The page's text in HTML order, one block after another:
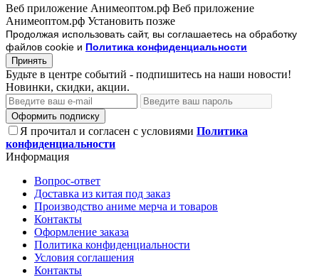
Веб приложение Анимеоптом.рф Веб приложение
Анимеоптом.рф Установить позже
Продолжая использовать сайт, вы соглашаетесь на обработку
файлов cookie и Политика конфиденциальности
Принять
Будьте в центре событий - подпишитесь на наши новости!
Новинки, скидки, акции.
Оформить подписку
Я прочитал и согласен с условиями Политика
конфиденциальности
Информация
Вопрос-ответ
Доставка из китая под заказ
Производство аниме мерча и товаров
Контакты
Оформление заказа
Политика конфиденциальности
Условия соглашения
Контакты